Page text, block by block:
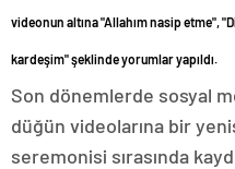
videonun altına "Allahım nasip etme",
kardeşim" şeklinde yorumlar yapıldı.
Son dönemlerde sosyal
düğün videolarına bir
seremonisi sırasında